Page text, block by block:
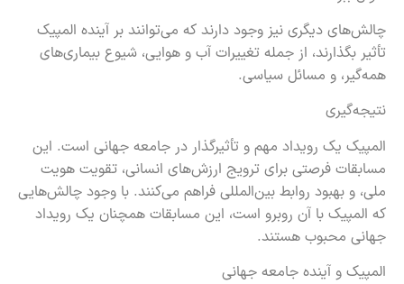
چالش‌های دیگری نیز وجود دارند که می‌توانند بر آینده المپیک
تأثیر بگذارند، از جمله تغییرات آب و هوایی، شیوع بیماری‌های
همه‌گیر، و مسائل سیاسی.
نتیجه‌گیری
المپیک یک رویداد مهم و تأثیرگذار در جامعه جهانی است. این
مسابقات فرصتی برای ترویج ارزش‌های انسانی، تقویت هویت
ملی، و بهبود روابط بین‌المللی فراهم می‌کنند. با وجود چالش‌هایی
که المپیک با آن روبرو است، این مسابقات همچنان یک رویداد
جهانی محبوب هستند.
المپیک و آینده جامعه جهانی